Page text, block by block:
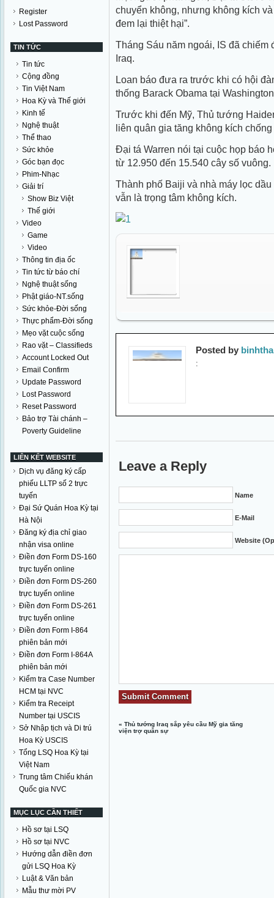
Register
Lost Password
TIN TỨC
Tin tức
Cộng đồng
Tin Việt Nam
Hoa Kỳ và Thế giới
Kinh tế
Nghệ thuật
Thể thao
Sức khỏe
Góc bạn đọc
Phim-Nhạc
Giải trí
Show Biz Việt
Thế giới
Video
Game
Video
Thông tin địa ốc
Tin tức từ báo chí
Nghệ thuật sống
Phật giáo-NT.sống
Sức khỏe-Đời sống
Thực phẩm-Đời sống
Mẹo vặt cuộc sống
Rao vặt – Classifieds
Account Locked Out
Email Confirm
Update Password
Lost Password
Reset Password
Bảo trợ Tài chánh –
Poverty Guideline
LIÊN KẾT WEBSITE
Dịch vụ đăng ký cấp
phiếu LLTP số 2 trực
tuyến
Đại Sứ Quán Hoa Kỳ tại
Hà Nội
Đăng ký địa chỉ giao
nhận visa online
Điền đơn Form DS-160
trực tuyến online
Điền đơn Form DS-260
trực tuyến online
Điền đơn Form DS-261
trực tuyến online
Điền đơn Form I-864
phiên bản mới
Điền đơn Form I-864A
phiên bản mới
Kiểm tra Case Number
HCM tại NVC
Kiểm tra Receipt
Number tại USCIS
Sở Nhập tịch và Di trú
Hoa Kỳ USCIS
Tổng LSQ Hoa Kỳ tại
Việt Nam
Trung tâm Chiếu khán
Quốc gia NVC
MỤC LỤC CẦN THIẾT
Hồ sơ tại LSQ
Hồ sơ tại NVC
Hướng dẫn điền đơn
gửi LSQ Hoa Kỳ
Luật & Văn bản
Mẫu thư mời PV
chuyển không, nhưng không kích
đem lại thiệt hại”.
Tháng Sáu năm ngoái, IS đã
Iraq.
Loan báo đưa ra trước khi có hội
thống Barack Obama tại
Trước khi đến Mỹ, Thủ tướng
liên quân gia tăng không kích chống
Đại tá Warren nói tại cuộc họp báo
từ 12.950 đến 15.540 cây số vuông.
Thành phố Baiji và nhà máy lọc
vẫn là trọng tâm không kích.
Posted by
:
Leave a Reply
Name
E-Mail
Website
«Thủ tướng Iraq sắp yêu cầu Mỹ gia tăng
viện trợ quân sự